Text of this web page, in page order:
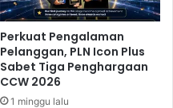
Perkuat Pengalaman
Pelanggan, PLN Icon Plus
Sabet Tiga Penghargaan
CCW 2026
1 minggu lalu